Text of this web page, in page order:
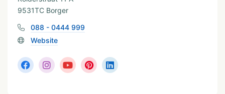
Soort huuraccommodatie
Chalet
9531TC Borger
088 - 0444 999
Website